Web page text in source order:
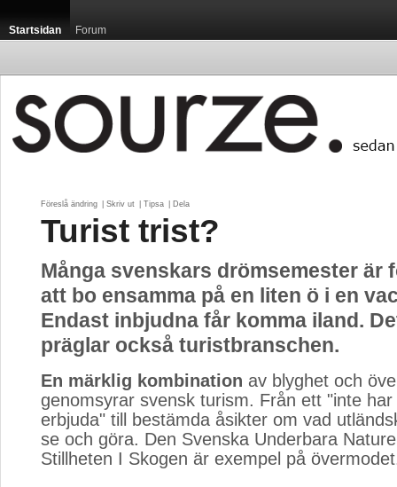
Startsidan Forum
Föreslå ändring Skriv ut Tipsa Dela
Turist trist?
Många svenskars drömsemester är
att bo ensamma på en liten ö i en
Endast inbjudna får komma iland.
präglar också turistbranschen.
En märklig kombination av blyghet och
genomsyrar svensk turism. Från ett "inte
erbjuda" till bestämda åsikter om vad
se och göra. Den Svenska Underbara
Stillheten I Skogen är exempel på